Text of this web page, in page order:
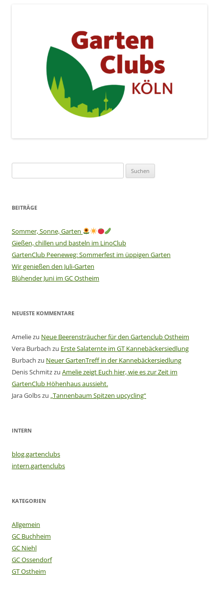
nach:
BEITRÄGE
Sommer, Sonne, Garten
Gießen, chillen und basteln im LinoClub
GartenClub Peeneweg: Sommerfest im üppigen Garten
Wir genießen den Juli-Garten
Blühender Juni im GC Ostheim
NEUESTE KOMMENTARE
Ameliezu Neue Beerensträucher für den Gartenclub Ostheim
Vera Burbach zu Erste Salaternte im GT Kannebäckersiedlung
Burbach zu Neuer GartenTreff in der Kannebäckersiedlung
Denis Schmitzzu Amelie zeigt Euch hier, wie es zur Zeit im
GartenClub Höhenhaus aussieht.
Jara Golbszu „Tannenbaum Spitzen upcycling“
INTERN
blog.gartenclubs
intern.gartenclubs
KATEGORIEN
Allgemein
GC Buchheim
GC Niehl
GC Ossendorf
GT Ostheim